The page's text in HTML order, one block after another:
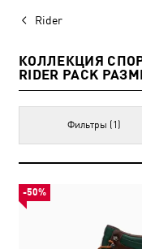
Rider
КОЛЛЕКЦИЯ
RIDER PACK
Фильтры (1)
-50%